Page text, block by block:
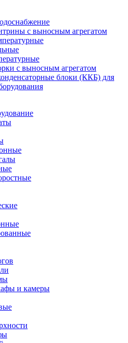
с выносным агрегатом
с выносным агрегатом
блоки (ККБ) для
и камеры